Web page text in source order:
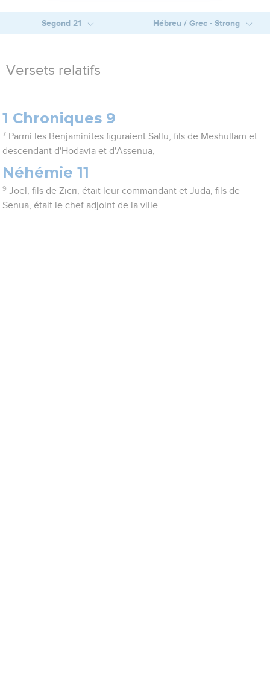
Segond 21 Hébreu / Grec - Strong
Versets relatifs
1 Chroniques 9
7 Parmi les Benjaminites figuraient Sallu, fils de Meshullam et
descendant d'Hodavia et d'Assenua,
Néhémie 11
9 Joël, fils de Zicri, était leur commandant et Juda, fils de
Senua, était le chef adjoint de la ville.